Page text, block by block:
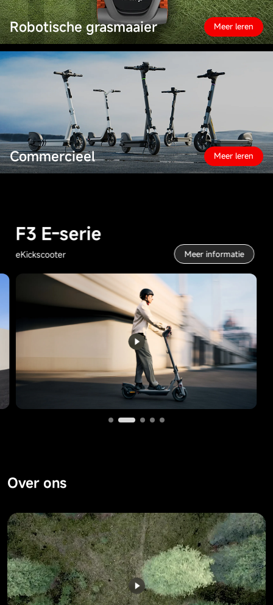
Robotische grasmaaier Meer leren
Commercieel Meer leren
F3 E-serie
eKickscooter Meer informatie
Over ons